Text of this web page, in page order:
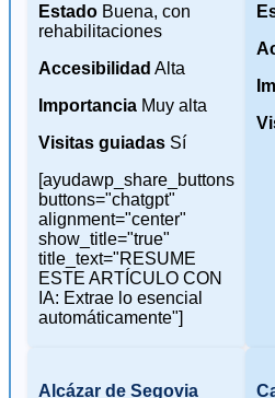
Estado Buena, con
rehabilitaciones
Accesibilidad Alta
Importancia Muy alta
Visitas guiadas Sí
[ayudawp_share_buttons
buttons="chatgpt"
alignment="center"
show_title="true"
title_text="RESUME
ESTE ARTÍCULO CON
IA: Extrae lo esencial
automáticamente"]
Alcázar de Segovia